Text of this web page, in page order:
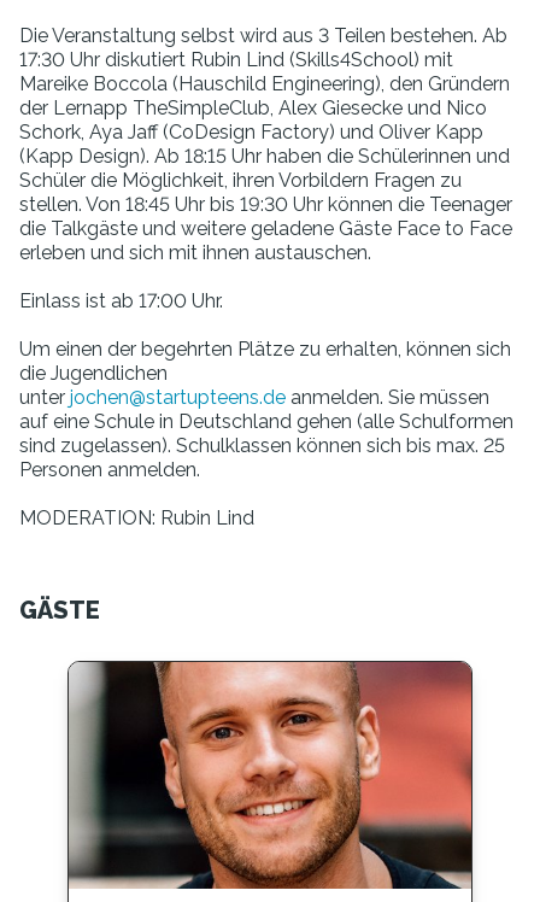
Die Veranstaltung selbst wird aus 3 Teilen bestehen. Ab
17:30 Uhr diskutiert Rubin Lind (Skills4School) mit
Mareike Boccola (Hauschild Engineering), den Gründern
der Lernapp TheSimpleClub, Alex Giesecke und Nico
Schork, Aya Jaff (CoDesign Factory) und Oliver Kapp
(Kapp Design). Ab 18:15 Uhr haben die Schülerinnen und
Schüler die Möglichkeit, ihren Vorbildern Fragen zu
stellen. Von 18:45 Uhr bis 19:30 Uhr können die Teenager
die Talkgäste und weitere geladene Gäste Face to Face
erleben und sich mit ihnen austauschen.
Einlass ist ab 17:00 Uhr.
Um einen der begehrten Plätze zu erhalten, können sich
die Jugendlichen
unter jochen@startupteens.de anmelden. Sie müssen
auf eine Schule in Deutschland gehen (alle Schulformen
sind zugelassen). Schulklassen können sich bis max. 25
Personen anmelden.
MODERATION: Rubin Lind
GÄSTE